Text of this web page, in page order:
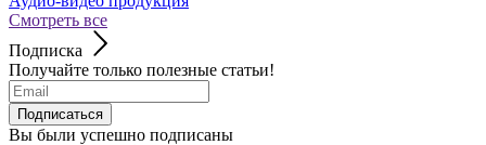
Смотреть все
Подписка
Получайте только полезные статьи!
Подписаться
Вы были успешно подписаны